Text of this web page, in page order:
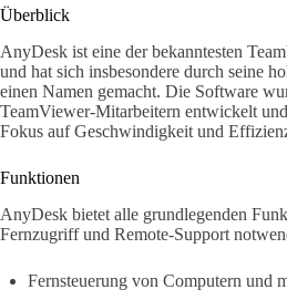
Überblick
AnyDesk ist eine der bekanntesten
und hat sich insbesondere durch seine
einen Namen gemacht. Die Software
TeamViewer-Mitarbeitern entwickelt
Fokus auf Geschwindigkeit und
Funktionen
AnyDesk bietet alle grundlegenden
Fernzugriff und Remote-Support
Fernsteuerung von Computern und